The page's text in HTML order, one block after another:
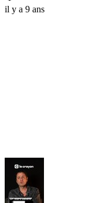
il y a 9 ans